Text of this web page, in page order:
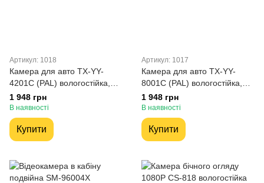
Артикул: 1018
Камера для авто TX-YY-
4201C (PAL) вологостійка,
універсальна
1 948 грн
В наявності
Купити
Артикул: 1017
Камера для авто TX-YY-
8001C (PAL) вологостійка,
універсальна
1 948 грн
В наявності
Купити